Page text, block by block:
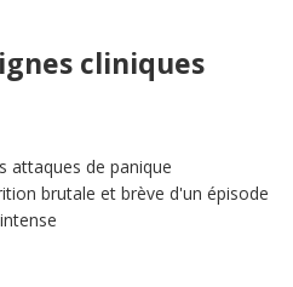
cliniques
attaques de panique
brutale et brève d'un épisode